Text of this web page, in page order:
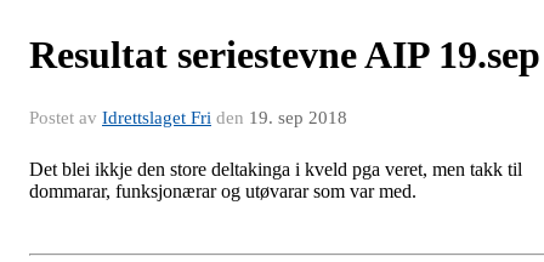
Resultat seriestevne AIP 19.sep
Postet av Idrettslaget Fri den 19. sep 2018
Det blei ikkje den store deltakinga i kveld pga veret, men takk til
dommarar, funksjonærar og utøvarar som var med.